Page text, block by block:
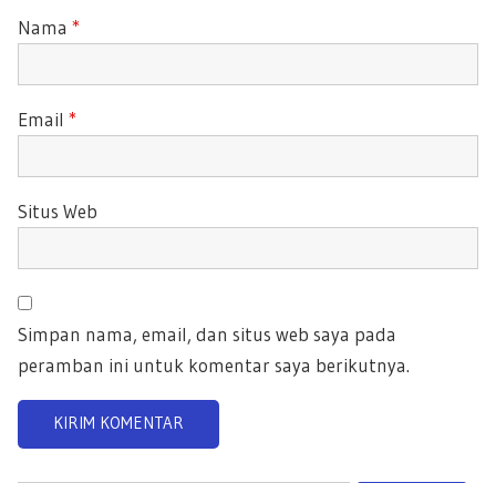
Nama *
Email *
Situs Web
Simpan nama, email, dan situs web saya pada
peramban ini untuk komentar saya berikutnya.